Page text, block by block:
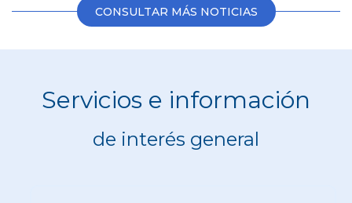
CONSULTAR MÁS NOTICIAS
Servicios e información
de interés general